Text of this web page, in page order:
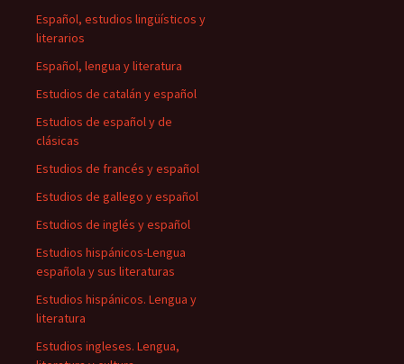
Español, estudios lingüísticos y
literarios
Español, lengua y literatura
Estudios de catalán y español
Estudios de español y de
clásicas
Estudios de francés y español
Estudios de gallego y español
Estudios de inglés y español
Estudios hispánicos-Lengua
española y sus literaturas
Estudios hispánicos. Lengua y
literatura
Estudios ingleses. Lengua,